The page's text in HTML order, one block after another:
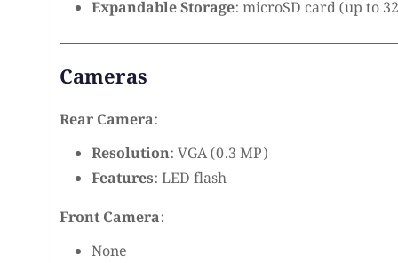
Expandable Storage: microSD card (up to
Cameras
Rear Camera:
Resolution: VGA (0.3 MP)
Features: LED flash
Front Camera:
None